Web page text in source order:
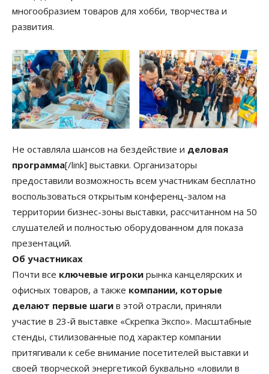
многообразием товаров для хобби, творчества и
развития.
Не оставляла шансов на бездействие и деловая
программа[/link] выставки. Организаторы
предоставили возможность всем участникам бесплатно
воспользоваться открытым конференц-залом на
территории бизнес-зоны выставки, рассчитанном на 50
слушателей и полностью оборудованном для показа
презентаций.
Об участниках
Почти все ключевые игроки рынка канцелярских и
офисных товаров, а также компании, которые
делают первые шаги в этой отрасли, приняли
участие в 23-й выставке «Скрепка Экспо». Масштабные
стенды, стилизованные под характер компании
притягивали к себе внимание посетителей выставки и
своей творческой энергетикой буквально «ловили в